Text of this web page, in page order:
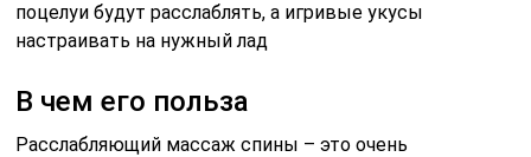
поцелуи будут расслаблять, а игривые укусы
настраивать на нужный лад
В чем его польза
Расслабляющий массаж спины – это очень